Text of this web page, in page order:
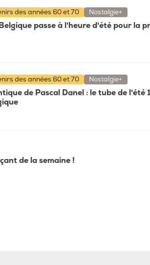
des années 60 et 70 Nostalgie+
passe à l'heure d'été pour la
des années 60 et 70 Nostalgie+
de Pascal Danel : le tube de l'été
de la semaine !